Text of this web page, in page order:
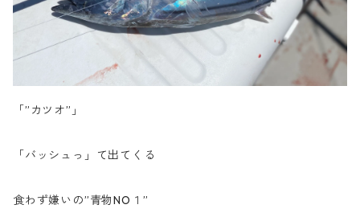
「”カツオ”」
「バッシュっ」て出てくる
食わず嫌いの”青物NO１”